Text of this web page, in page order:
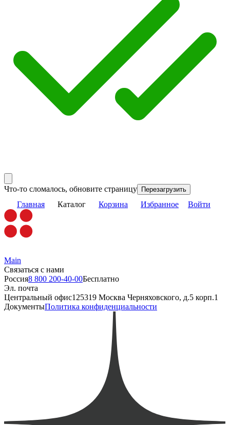
Что-то сломалось, обновите страницу Перезагрузить
Главная Каталог Корзина Избранное Войти
Main
Связаться с нами
Россия8 800 200-40-00Бесплатно
Эл. почта
Центральный офис125319 Москва Черняховского, д.5 корп.1
ДокументыПолитика конфиденциальности